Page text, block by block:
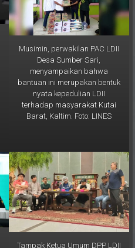
Musimin, perwakilan PAC LDII
Desa Sumber Sari,
menyampaikan bahwa
bantuan ini merupakan bentuk
nyata kepedulian LDII
terhadap masyarakat Kutai